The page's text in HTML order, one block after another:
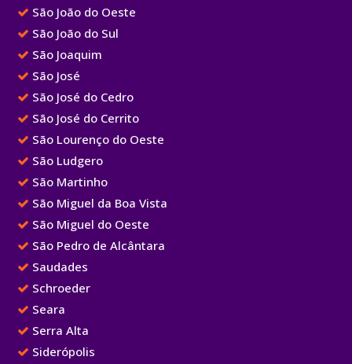
São João do Oeste
São João do Sul
São Joaquim
São José
São José do Cedro
São José do Cerrito
São Lourenço do Oeste
São Ludgero
São Martinho
São Miguel da Boa Vista
São Miguel do Oeste
São Pedro de Alcântara
Saudades
Schroeder
Seara
Serra Alta
Siderópolis